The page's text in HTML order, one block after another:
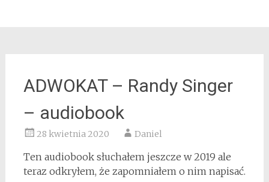
ADWOKAT – Randy Singer
– audiobook
28 kwietnia 2020 Daniel
Ten audiobook słuchałem jeszcze w 2019 ale
teraz odkryłem, że zapomniałem o nim napisać.